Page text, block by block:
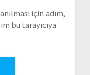
için adım,
bu tarayıcıya